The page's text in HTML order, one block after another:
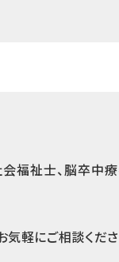
福祉士、脳卒中
軽にご相談くださ